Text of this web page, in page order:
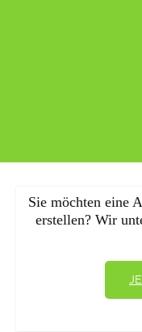
Sie möchten eine
erstellen? Wir